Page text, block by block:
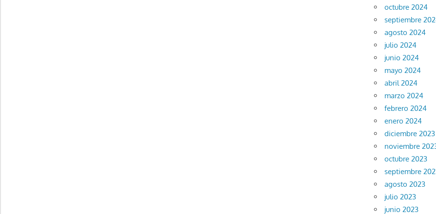
octubre 2024
septiembre
agosto 2024
julio 2024
junio 2024
mayo 2024
abril 2024
marzo 2024
febrero 2024
enero 2024
diciembre 2023
noviembre
octubre 2023
septiembre
agosto 2023
julio 2023
junio 2023